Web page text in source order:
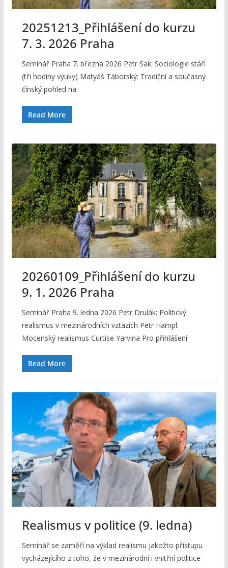
20251213_Přihlášení do kurzu
7. 3. 2026 Praha
Seminář Praha 7. března 2026 Petr Sak: Sociologie stáří
(tři hodiny výuky) Matyáš Táborský: Tradiční a současný
čínský pohled na
Read More
20260109_Přihlášení do kurzu
9. 1. 2026 Praha
Seminář Praha 9. ledna 2026 Petr Drulák: Politický
realismus v mezinárodních vztazích Petr Hampl:
Mocenský realismus Curtise Yarvina Pro přihlášení
Read More
Realismus v politice (9. ledna)
Seminář se zaměří na výklad realismu jakožto přístupu
vycházejícího z toho, že v mezinárodní i vnitřní politice